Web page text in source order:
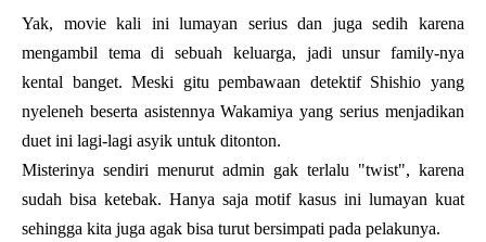
Yak, movie kali ini lumayan serius dan juga sedih karena
mengambil tema di sebuah keluarga, jadi unsur family-nya
kental banget. Meski gitu pembawaan detektif Shishio yang
nyeleneh beserta asistennya Wakamiya yang serius menjadikan
duet ini lagi-lagi asyik untuk ditonton.
Misterinya sendiri menurut admin gak terlalu "twist", karena
sudah bisa ketebak. Hanya saja motif kasus ini lumayan kuat
sehingga kita juga agak bisa turut bersimpati pada pelakunya.